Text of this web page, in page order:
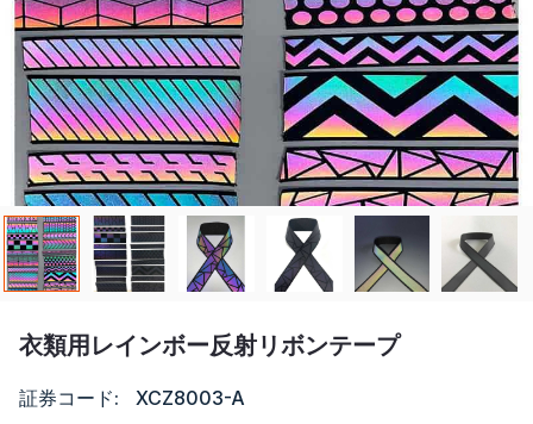
工業用ウォッシュトリム
CHINASTARS について
新製品
リソース
カタログ
ビデオ
接触
衣類用レインボー反射リボンテープ
証券コード: XCZ8003-A